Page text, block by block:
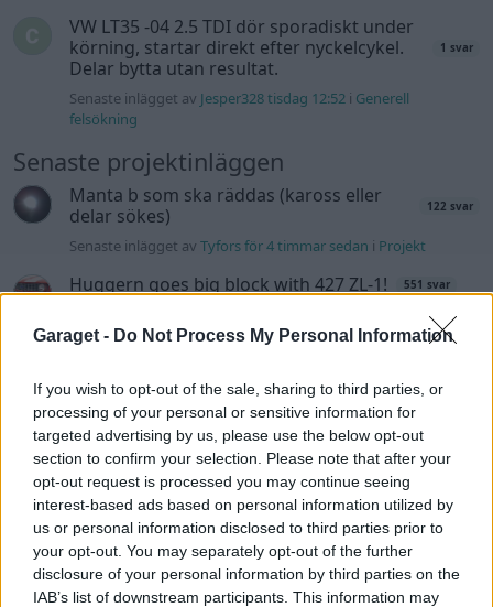
Garaget - Do Not Process My Personal Information
If you wish to opt-out of the sale, sharing to third parties, or
processing of your personal or sensitive information for
targeted advertising by us, please use the below opt-out
section to confirm your selection. Please note that after your
opt-out request is processed you may continue seeing
interest-based ads based on personal information utilized by
us or personal information disclosed to third parties prior to
your opt-out. You may separately opt-out of the further
disclosure of your personal information by third parties on the
IAB’s list of downstream participants. This information may
VW LT35 -04 2.5 TDI dör sporadiskt under
körning, startar direkt efter nyckelcykel.
Delar bytta utan resultat.
1 svar
Senaste inlägget av Jesper328 tisdag 12:52 i Generell
felsökning
Senaste projektinläggen
Manta b som ska räddas (kaross eller
delar sökes)
122 svar
Senaste inlägget avTyfors för 4 timmar sedan i Projekt
Huggern goes big block with 427 ZL-1! 551 svar
Projekt
Camaro som bruksbil?!
Senaste inlägget avEv_volvo142 för 5 timmar sedani Projekt
Volkswagen split bus t1 1962 2559 svar
Senaste inlägget av Dr_snuggels för 6 timmar sedan
Golf Mk2 16v Turbo 137 svar
Senaste inlägget av 16vt4m för 7 timmar sedan Projekt
Vw 1956 oval prosjekt 11 svar
Senaste inlägget av jarleb för 10 timmar sedan Projekt